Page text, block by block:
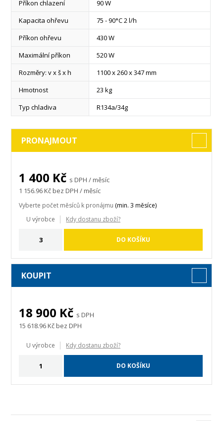
Příkon chlazení
90 W
Kapacita ohřevu
75 - 90°C 2 l/h
Příkon ohřevu
430 W
Maximální příkon
520 W
Rozměry: v x š x h
1100 x 260 x 347 mm
Hmotnost
23 kg
Typ chladiva
R134a/34g
PRONAJMOUT
1 400 Kč s DPH / měsíc
1 156.96Kč bez DPH / měsíc
Vyberte počet měsíců k pronájmu (min. 3 měsíce)
U výrobce
Kdy dostanu zboží?
DO KOŠÍKU
KOUPIT
18 900 Kč s DPH
15 618.96Kč bez DPH
U výrobce Kdy dostanu zboží?
DO KOŠÍKU